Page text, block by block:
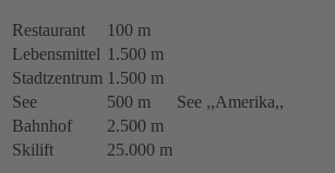
Restaurant
100 m
Lebensmittel 1.500 m
Stadtzentrum 1.500 m
See
500 m
See ,,Amerika,,
Bahnhof
2.500 m
Skilift
25.000 m